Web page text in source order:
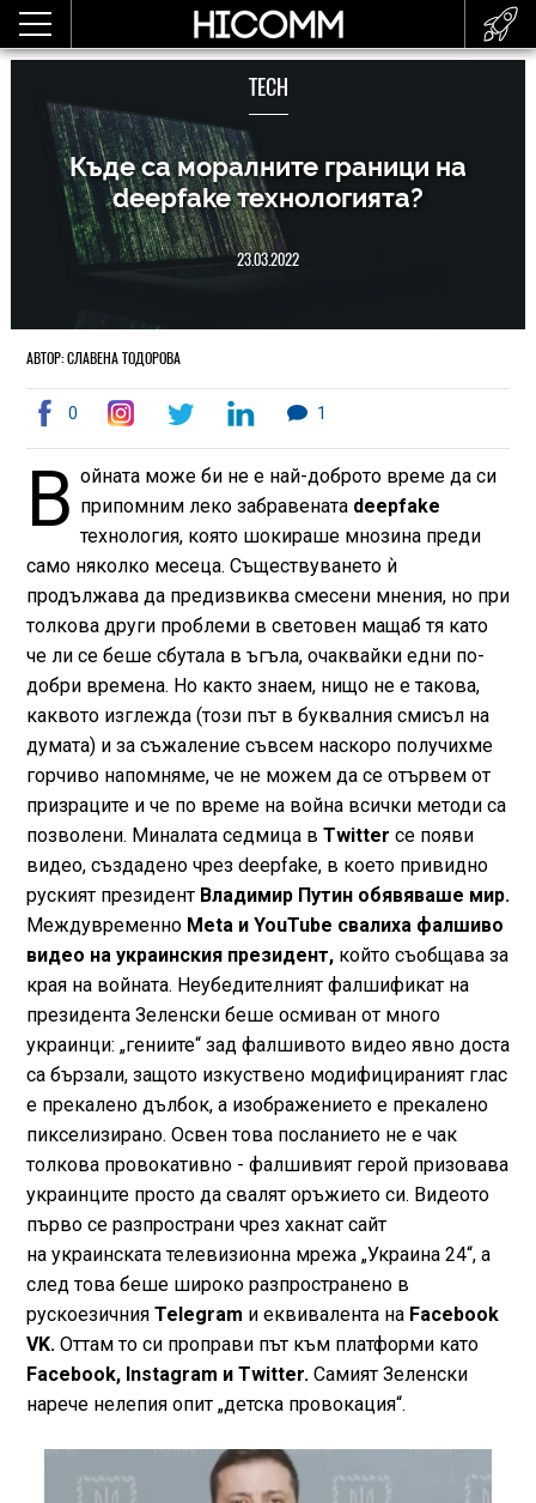
TECH
Къде са моралните граници на
deepfake технологията?
23.03.2022
АВТОР: СЛАВЕНА ТОДОРОВА
0 1
В ойната може би не е най-доброто време да си
припомним леко забравената deepfake
технология, която шокираше мнозина преди
само няколко месеца. Съществуването ѝ
продължава да предизвиква смесени мнения, но при
толкова други проблеми в световен мащаб тя като
че ли се беше сбутала в ъгъла, очаквайки едни по-
добри времена. Но както знаем, нищо не е такова,
каквото изглежда (този път в буквалния смисъл на
думата) и за съжаление съвсем наскоро получихме
горчиво напомняме, че не можем да се отървем от
призраците и че по време на война всички методи са
позволени. Миналата седмица в Twitter се появи
видео, създадено чрез deepfake, в което привидно
руският президент Владимир Путин обявяваше мир.
Междувременно Meta и YouTube свалиха фалшиво
видео на украинския президент,който съобщава за
края на войната. Неубедителният фалшификат на
президента Зеленски беше осмиван от много
украинци: „гениите“ зад фалшивото видео явно доста
са бързали, защото изкуствено модифицираният глас
е прекалено дълбок, а изображението е прекалено
пикселизирано. Освен това посланието не е чак
толкова провокативно - фалшивият герой призовава
украинците просто да свалят оръжието си. Видеото
първо се разпространи чрез хакнат сайт
на украинската телевизионна мрежа „Украина 24“, а
след това беше широко разпространено в
рускоезичния Telegram и еквивалента наFacebook
VK.Оттам то си проправи път към платформи като
Facebook, Instagram и Twitter.Самият Зеленски
нарече нелепия опит „детска провокация“.